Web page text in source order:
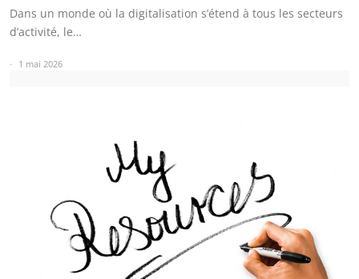
Dans un monde où la digitalisation s’étend à tous les secteurs
d’activité, le…
1 mai 2026